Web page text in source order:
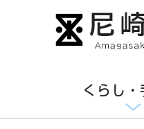
くらし